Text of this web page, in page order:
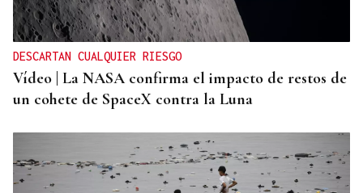
DESCARTAN CUALQUIER RIESGO
Vídeo | La NASA confirma el impacto de restos de
un cohete de SpaceX contra la Luna